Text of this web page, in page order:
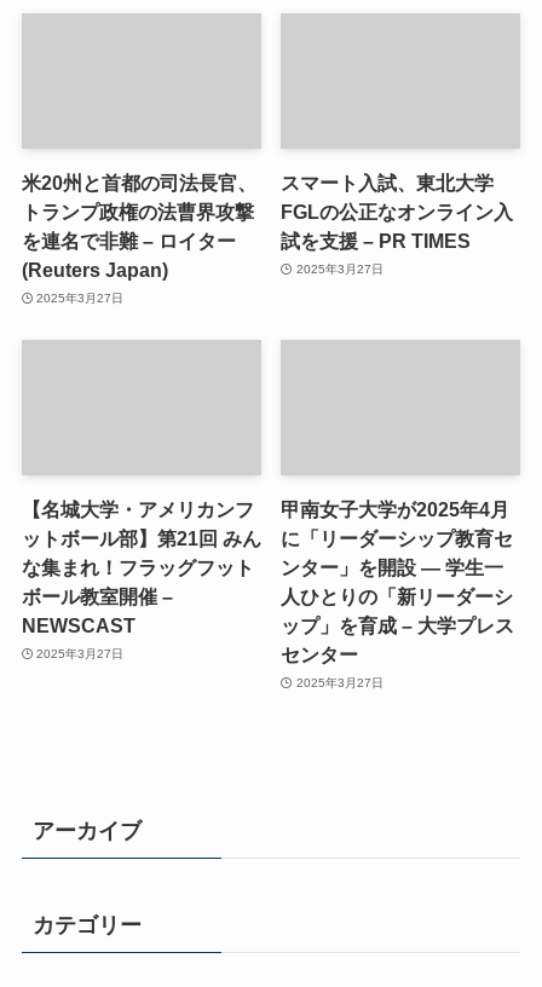
米20州と首都の司法長官、
トランプ政権の法曹界攻撃
を連名で非難 – ロイター
(Reuters Japan)
2025年3月27日
スマート入試、東北大学
FGLの公正なオンライン入
試を支援 – PR TIMES
2025年3月27日
【名城大学・アメリカンフ
ットボール部】第21回 みん
な集まれ！フラッグフット
ボール教室開催 –
NEWSCAST
2025年3月27日
甲南女子大学が2025年4月
に「リーダーシップ教育セ
ンター」を開設 ― 学生一
人ひとりの「新リーダーシ
ップ」を育成 – 大学プレス
センター
2025年3月27日
アーカイブ
カテゴリー